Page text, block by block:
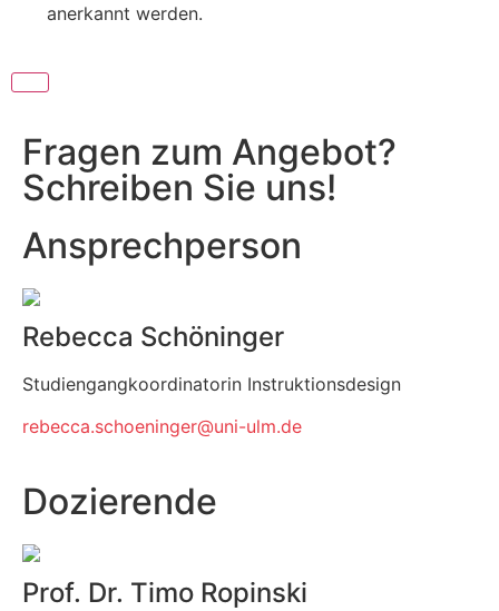
anerkannt werden.
Fragen zum Angebot?
Schreiben Sie uns!
Ansprechperson
Rebecca Schöninger
Studiengangkoordinatorin Instruktionsdesign
rebecca.schoeninger@uni-ulm.de
Dozierende
Prof. Dr. Timo Ropinski